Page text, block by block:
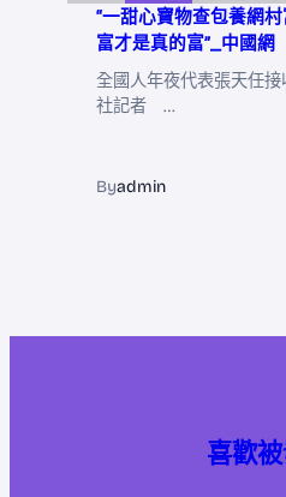
“一甜心寶物查包養網
富才是真的富”_中國網
全國人年夜代表張天任
社記者 …
Byadmin
喜歡